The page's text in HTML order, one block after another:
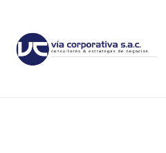
contenido